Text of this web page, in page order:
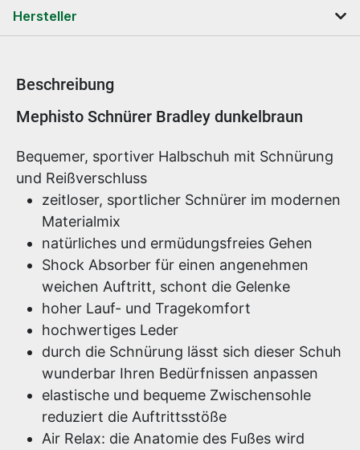
Hersteller
Beschreibung
Produktinformationen
Mephisto Schnürer Bradley dunkelbraun
Bequemer, sportiver Halbschuh mit Schnürung
und Reißverschluss
zeitloser, sportlicher Schnürer im modernen
Materialmix
natürliches und ermüdungsfreies Gehen
Shock Absorber für einen angenehmen
weichen Auftritt, schont die Gelenke
hoher Lauf- und Tragekomfort
hochwertiges Leder
durch die Schnürung lässt sich dieser Schuh
wunderbar Ihren Bedürfnissen anpassen
elastische und bequeme Zwischensohle
reduziert die Auftrittsstöße
Air Relax: die Anatomie des Fußes wird